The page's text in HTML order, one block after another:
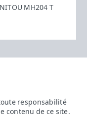
MH204 T
responsabilité
contenu de ce site.